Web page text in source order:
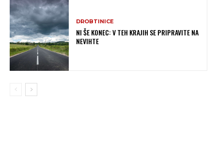
DROBTINICE
NI ŠE KONEC: V TEH KRAJIH SE PRIPRAVITE NA
NEVIHTE